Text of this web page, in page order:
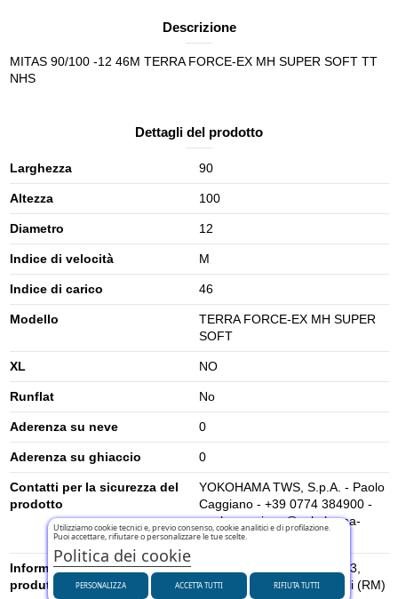
Descrizione
MITAS 90/100 -12 46M TERRA FORCE-EX MH SUPER SOFT TT
NHS
Dettagli del prodotto
Larghezza 90
Altezza 100
Diametro 12
Indice di velocità M
Indice di carico 46
Modello
TERRA FORCE-EX MH SUPER
SOFT
XL NO
Runflat No
Aderenza su neve 0
Aderenza su ghiaccio 0
Contatti per la sicurezza del
prodotto
YOKOHAMA TWS, S.p.A. - Paolo
Caggiano - +39 0774 384900 -
paolo.caggiano@yokohama-
tws.com
Informazioni di sicurezza del
produttore
Via Nazionale Tiburtina, 143,
00019, Villa Adriana – Tivoli (RM)
Utilizziamo cookie tecnici e, previo consenso, cookie analitici e di profilazione.
Puoi accettare, rifiutare o personalizzare le tue scelte.
Politica dei cookie
PERSONALIZZA RIFIUTA TUTTI
ACCETTA TUTTI